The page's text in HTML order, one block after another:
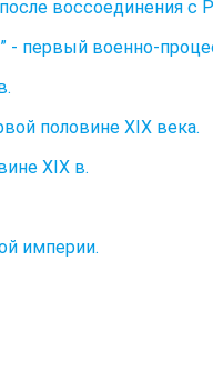
воссоединения с
- первый военно-
половине XIX века.
XIX в.
империи.